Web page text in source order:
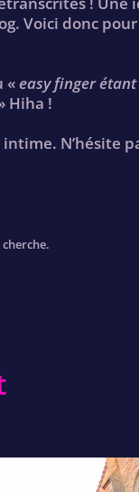
Voici donc
«easy finger étant
Hiha !
N’hésite